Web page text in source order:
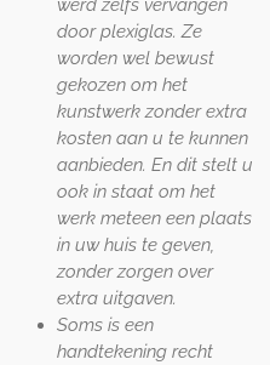
werd zelfs vervangen
door plexiglas. Ze
worden wel bewust
gekozen om het
kunstwerk zonder extra
kosten aan u te kunnen
aanbieden. En dit stelt u
ook in staat om het
werk meteen een plaats
in uw huis te geven,
zonder zorgen over
extra uitgaven.
Soms is een
handtekening recht